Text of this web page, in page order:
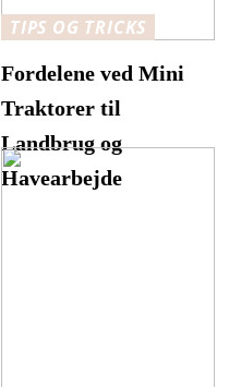
TIPS OG TRICKS
Fordelene ved Mini
Traktorer til
Landbrug og
Havearbejde